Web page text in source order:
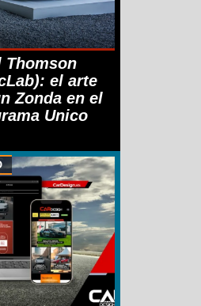
Thomson
el arte
Zonda en el
Unico